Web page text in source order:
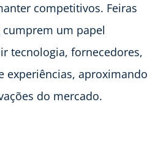
competitivos. Feiras
cumprem um papel
tecnologia, fornecedores,
experiências, aproximando
do mercado.